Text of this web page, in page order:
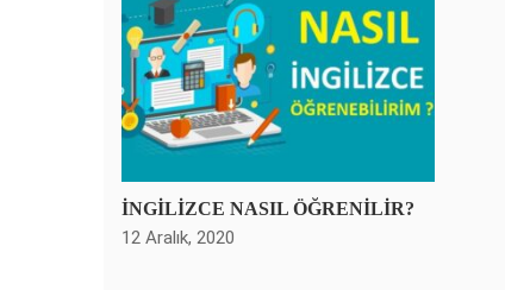
İNGİLİZCE NASIL ÖĞRENİLİR?
12 Aralık, 2020